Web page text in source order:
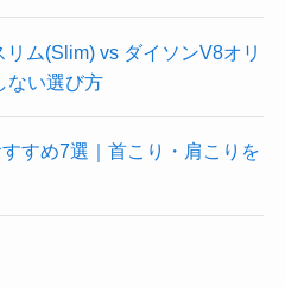
リム(Slim) vs ダイソンV8オリ
ない選び方
すめ7選｜首こり・肩こりを